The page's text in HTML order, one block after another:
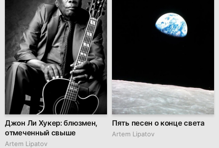
Джон Ли Хукер: блюзмен,
отмеченный свыше
Artem Lipatov
Пять песен о конце света
Artem Lipatov